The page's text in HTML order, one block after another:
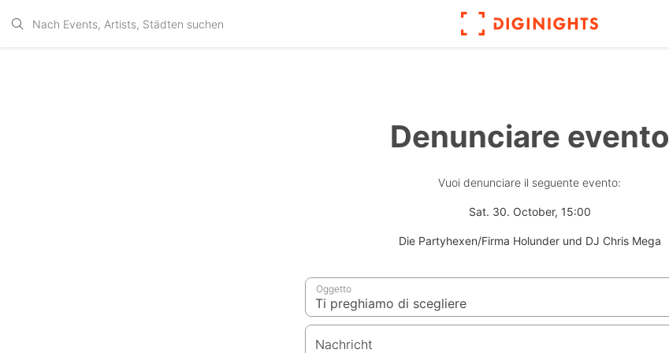
Denunciare evento
Vuoi denunciare il seguente evento:
Sat. 30. October, 15:00
Die Partyhexen/Firma Holunder und DJ Chris Mega
Oggetto
Nachricht